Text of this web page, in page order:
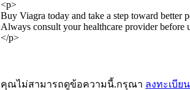
<p>
Buy Viagra today and take a step toward better
Always consult your healthcare provider before
</p>
คุณไม่สามารถดูข้อความนี้.กรุณา ลงทะเบียน